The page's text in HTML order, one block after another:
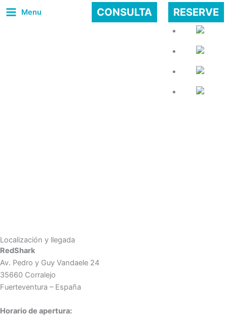
Menu CONSULTA RESERVE
Localización y llegada
RedShark
Av. Pedro y Guy Vandaele 24
35660 Corralejo
Fuerteventura – España
Horario de apertura: